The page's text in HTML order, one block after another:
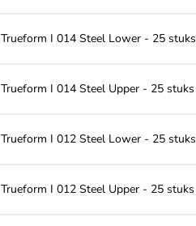
Trueform I 014 Steel Lower - 25 stuks
Trueform I 014 Steel Upper - 25 stuks
Trueform I 012 Steel Lower - 25 stuks
Trueform I 012 Steel Upper - 25 stuks